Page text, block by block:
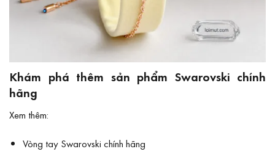
Khám phá thêm sản phẩm Swarovski chính
hãng
Xem thêm:
Vòng tay Swarovski chính hãng